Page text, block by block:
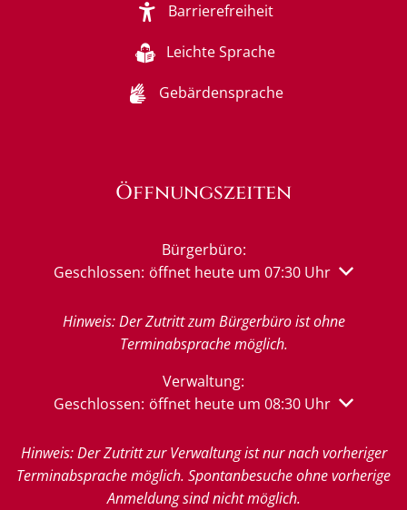
Barrierefreiheit
Leichte Sprache
Gebärdensprache
Öffnungszeiten
Bürgerbüro:
Klicken, um weitere Öffnungs- oder Schließzeiten
Geschlossen: öffnet heute um 07:30 Uhr
Hinweis: Der Zutritt zum Bürgerbüro ist ohne
Terminabsprache möglich.
Verwaltung:
Klicken, um weitere Öffnungs- oder Schließzeiten
Geschlossen: öffnet heute um 08:30 Uhr
Hinweis: Der Zutritt zur Verwaltung ist nur nach vorheriger
Terminabsprache möglich. Spontanbesuche ohne vorherige
Anmeldung sind nicht möglich.